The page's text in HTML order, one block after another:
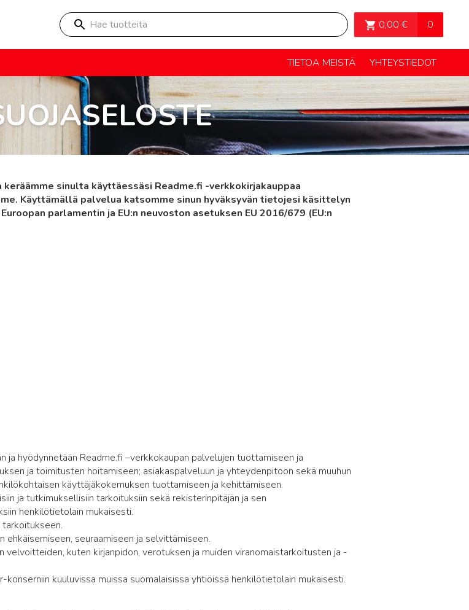
Hae tuotteita 0,00 € 0
OSTOSKORI>
TIETOA MEISTÄ YHTEYSTIEDOT
sinulta käyttäessäsi Readme.fi -verkkokirjakauppaa
Käyttämällä palvelua katsomme sinun hyväksyvän tietojesi käsittelyn
parlamentin ja EU:n neuvoston asetuksen EU 2016/679 (EU:n
ja hyödynnetään Readme.fi –verkkokaupan palvelujen tuottamiseen ja
ja toimitusten hoitamiseen; asiakaspalveluun ja yhteydenpitoon sekä muuhun
käyttäjäkokemuksen tuottamiseen ja kehittämiseen.
ja tutkimuksellisiin tarkoituksiin sekä rekisterinpitäjän ja sen
henkilötietolain mukaisesti.
seuraamiseen ja selvittämiseen.
velvoitteiden, kuten kirjanpidon, verotuksen ja muiden viranomaistarkoitusten ja -
kuuluvissa muissa suomalaisissa yhtiöissä henkilötietolain mukaisesti.